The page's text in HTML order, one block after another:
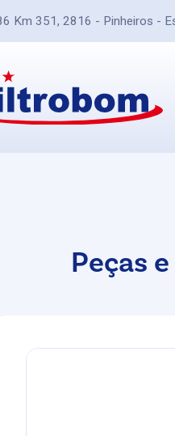
Km 351, 2816 - Pinheiros -
Peças